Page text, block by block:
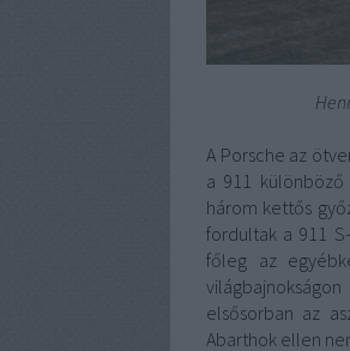
A Porsche az
a 911
három kettős
fordultak a 911
főleg az
elsősorban az
Abarthok ellen